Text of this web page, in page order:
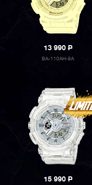
13 990P
BA-110AH-9A
15 990P